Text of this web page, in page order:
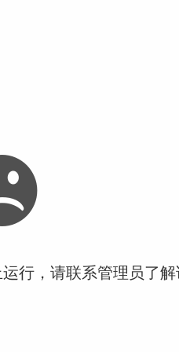
行，请联系管理员了